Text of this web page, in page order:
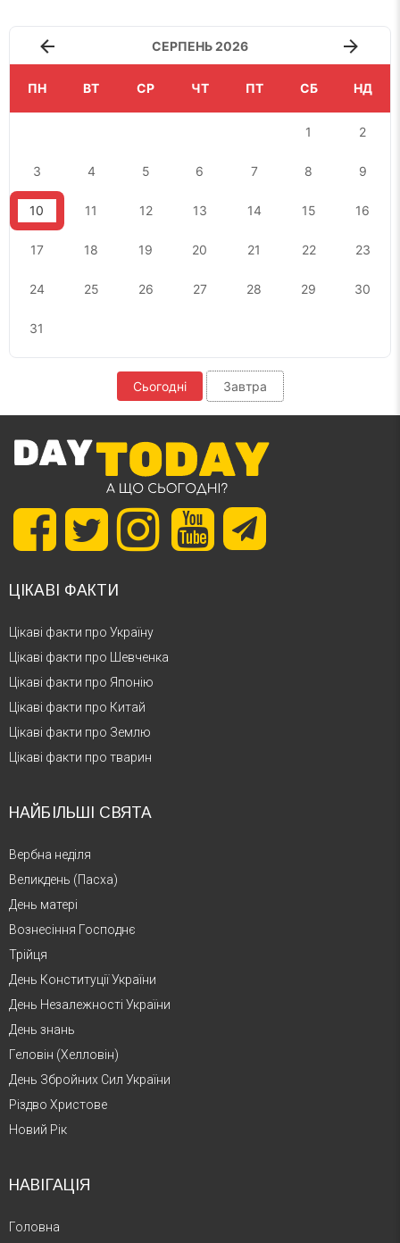
СЕРПЕНЬ 2026
ПН ВТ СР ЧТ ПТ СБ НД
1 2
3 4 5 6 7 8 9
10 11 12 13 14 15 16
17 18 19 20 21 22 23
24 25 26 27 28 29 30
31
Сьогодні Завтра
ЦІКАВІ ФАКТИ
Цікаві факти про Україну
Цікаві факти про Шевченка
Цікаві факти про Японію
Цікаві факти про Китай
Цікаві факти про Землю
Цікаві факти про тварин
НАЙБІЛЬШІ СВЯТА
Вербна неділя
Великдень (Пасха)
День матері
Вознесіння Господнє
Трійця
День Конституції України
День Незалежності України
День знань
Геловін (Хелловін)
День Збройних Сил України
Різдво Христове
Новий Рік
НАВІГАЦІЯ
Головна